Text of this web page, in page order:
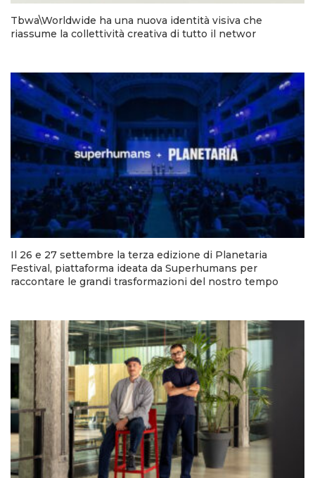
Tbwa\Worldwide ha una nuova identità visiva che
riassume la collettività creativa di tutto il networ
Il 26 e 27 settembre la terza edizione di Planetaria
Festival, piattaforma ideata da Superhumans per
raccontare le grandi trasformazioni del nostro tempo